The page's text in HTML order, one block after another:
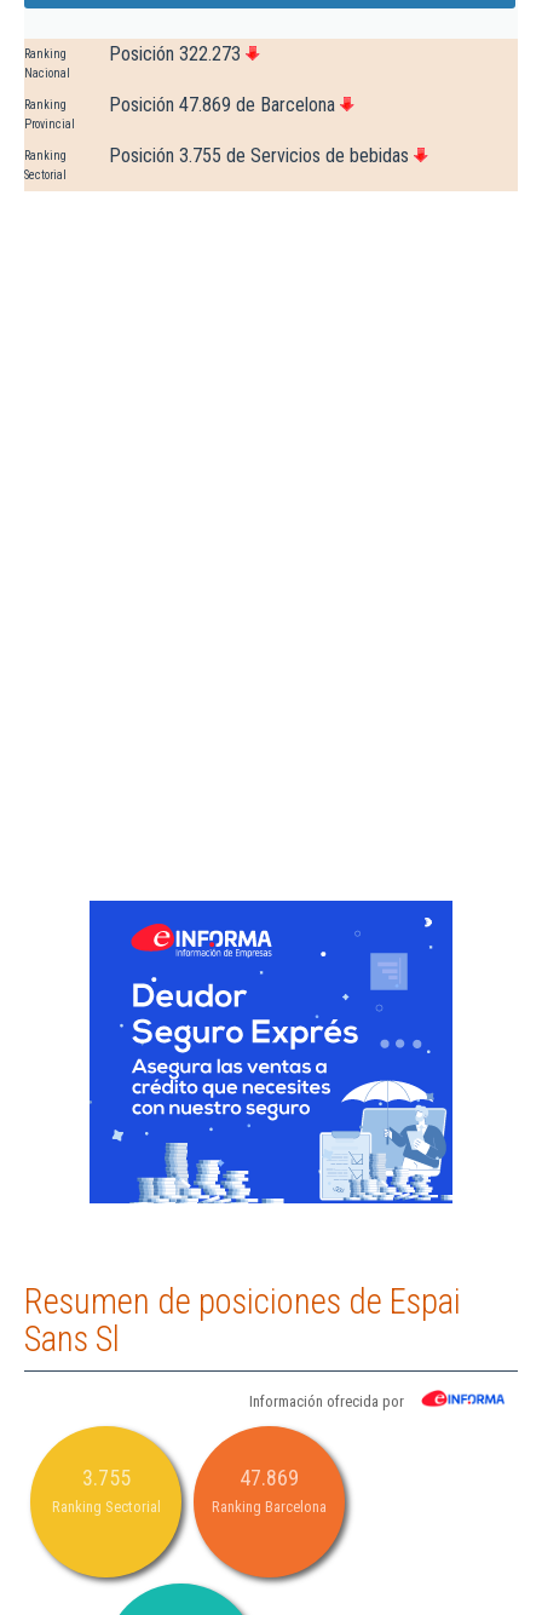
Ranking
Nacional
Posición 322.273
Ranking
Provincial
Posición 47.869 de Barcelona
Ranking
Sectorial
Posición 3.755 de Servicios de bebidas
Resumen de posiciones de Espai
Sans Sl
Información ofrecida por
3.755
Ranking Sectorial
47.869
Ranking Barcelona